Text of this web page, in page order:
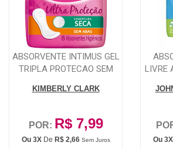
ABSORVENTE INTIMUS GEL
TRIPLA PROTECAO SEM
KIMBERLY CLARK
POR: R$ 7,99
Ou 3XDe R$ 2,66 Sem Juros
LIVRE
Ou 3X